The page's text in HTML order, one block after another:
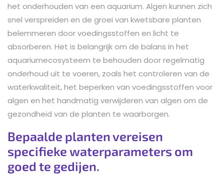
het onderhouden van een aquarium. Algen kunnen zich
snel verspreiden en de groei van kwetsbare planten
belemmeren door voedingsstoffen en licht te
absorberen. Het is belangrijk om de balans in het
aquariumecosysteem te behouden door regelmatig
onderhoud uit te voeren, zoals het controleren van de
waterkwaliteit, het beperken van voedingsstoffen voor
algen en het handmatig verwijderen van algen om de
gezondheid van de planten te waarborgen.
Bepaalde planten vereisen
specifieke waterparameters om
goed te gedijen.